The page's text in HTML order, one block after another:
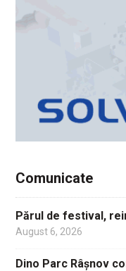
Comunicate
Părul de festival,
August 6, 2026
Dino Parc Râșnov